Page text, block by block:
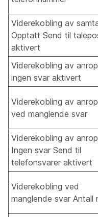
Viderekobling av
Opptatt Send til
aktivert
Viderekobling av
ingen svar aktivert
Viderekobling av anrop
ved manglende svar
Viderekobling av anrop
Ingen svar Send til
telefonsvarer aktivert
Viderekobling ved
manglende svar Antall